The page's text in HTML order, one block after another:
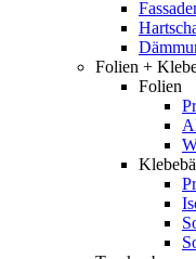
Folien +
Folien